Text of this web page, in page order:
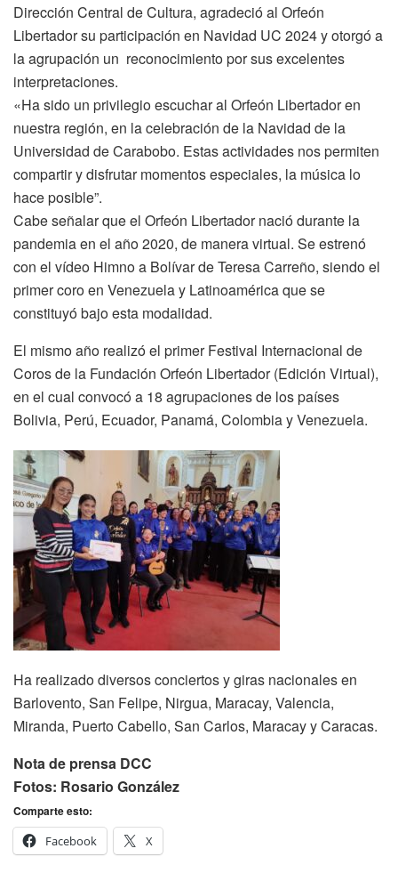
Dirección Central de Cultura, agradeció al Orfeón
Libertador su participación en Navidad UC 2024 y otorgó a
la agrupación un reconocimiento por sus excelentes
interpretaciones.
«Ha sido un privilegio escuchar al Orfeón Libertador en
nuestra región, en la celebración de la Navidad de la
Universidad de Carabobo. Estas actividades nos permiten
compartir y disfrutar momentos especiales, la música lo
hace posible”.
Cabe señalar que el Orfeón Libertador nació durante la
pandemia en el año 2020, de manera virtual. Se estrenó
con el vídeo Himno a Bolívar de Teresa Carreño, siendo el
primer coro en Venezuela y Latinoamérica que se
constituyó bajo esta modalidad.
El mismo año realizó el primer Festival Internacional de
Coros de la Fundación Orfeón Libertador (Edición Virtual),
en el cual convocó a 18 agrupaciones de los países
Bolivia, Perú, Ecuador, Panamá, Colombia y Venezuela.
Ha realizado diversos conciertos y giras nacionales en
Barlovento, San Felipe, Nirgua, Maracay, Valencia,
Miranda, Puerto Cabello, San Carlos, Maracay y Caracas.
Nota de prensa DCC
Fotos: Rosario González
Comparte esto:
Facebook
X